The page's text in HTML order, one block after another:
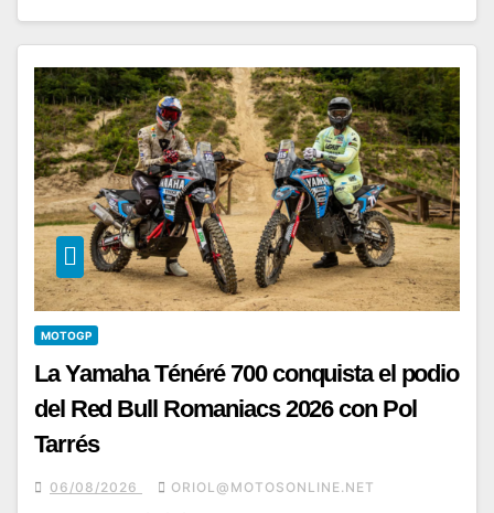
MOTOGP
La Yamaha Ténéré 700 conquista el podio
del Red Bull Romaniacs 2026 con Pol
Tarrés
06/08/2026 ORIOL@MOTOSONLINE.NET